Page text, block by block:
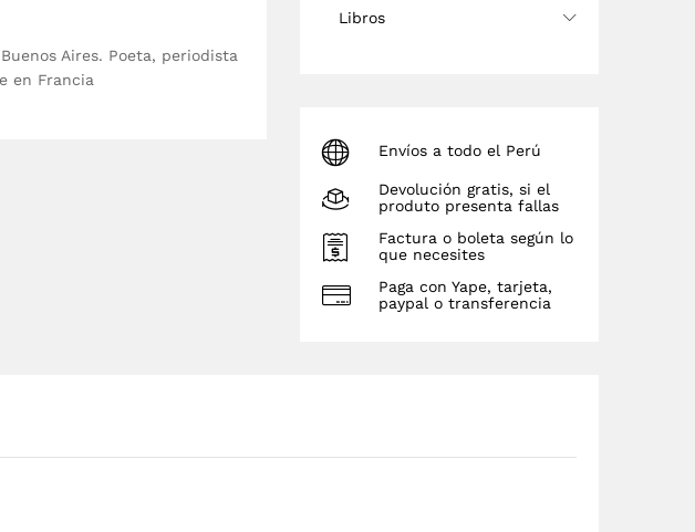
Aires. Poeta, periodista
en Francia
Libros
Envíos a todo el Perú
Devolución gratis, si el
produto presenta fallas
Factura o boleta según lo
que necesites
Paga con Yape, tarjeta,
paypal o transferencia